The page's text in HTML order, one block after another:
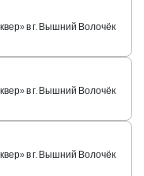
в г. Вышний Волочёк
в г. Вышний Волочёк
в г. Вышний Волочёк